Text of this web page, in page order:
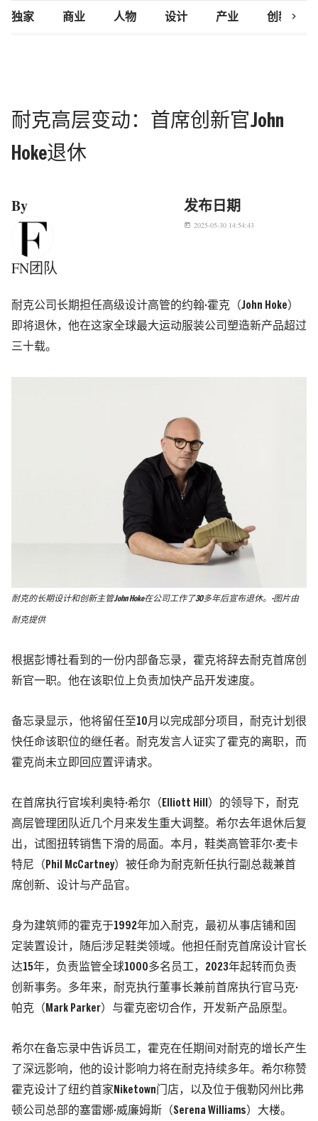
独家 商业 人物 设计 产业 创新研究
chevron_right
耐克高层变动：首席创新官John
Hoke退休
By
FN团队
发布日期
today 2025-05-30 14:54:43
耐克公司长期担任高级设计高管的约翰·霍克（John Hoke）
即将退休，他在这家全球最大运动服装公司塑造新产品超过
三十载。
耐克的长期设计和创新主管John Hoke在公司工作了30多年后宣布退休。-图片由
耐克提供
根据彭博社看到的一份内部备忘录，霍克将辞去耐克首席创
新官一职。他在该职位上负责加快产品开发速度。
备忘录显示，他将留任至10月以完成部分项目，耐克计划很
快任命该职位的继任者。耐克发言人证实了霍克的离职，而
霍克尚未立即回应置评请求。
在首席执行官埃利奥特·希尔（Elliott Hill）的领导下，耐克
高层管理团队近几个月来发生重大调整。希尔去年退休后复
出，试图扭转销售下滑的局面。本月，鞋类高管菲尔·麦卡
特尼（Phil McCartney）被任命为耐克新任执行副总裁兼首
席创新、设计与产品官。
身为建筑师的霍克于1992年加入耐克，最初从事店铺和固
定装置设计，随后涉足鞋类领域。他担任耐克首席设计官长
达15年，负责监管全球1000多名员工，2023年起转而负责
创新事务。多年来，耐克执行董事长兼前首席执行官马克·
帕克（Mark Parker）与霍克密切合作，开发新产品原型。
希尔在备忘录中告诉员工，霍克在任期间对耐克的增长产生
了深远影响，他的设计影响力将在耐克持续多年。希尔称赞
霍克设计了纽约首家Niketown门店，以及位于俄勒冈州比弗
顿公司总部的塞雷娜·威廉姆斯（Serena Williams）大楼。